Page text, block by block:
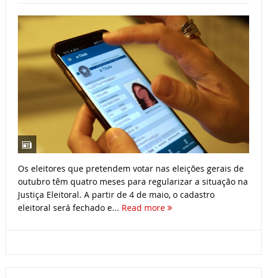
Os eleitores que pretendem votar nas eleições gerais de
outubro têm quatro meses para regularizar a situação na
Justiça Eleitoral. A partir de 4 de maio, o cadastro
eleitoral será fechado e... Read more